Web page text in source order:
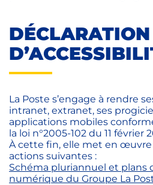
DÉCLARATION
La Poste s’engage à rendre
intranet, extranet, ses
applications mobiles
la loi n°2005-102 du 11 février
À cette fin, elle met en œuvre
actions suivantes :
Schéma pluriannuel et plans
numérique du Groupe La